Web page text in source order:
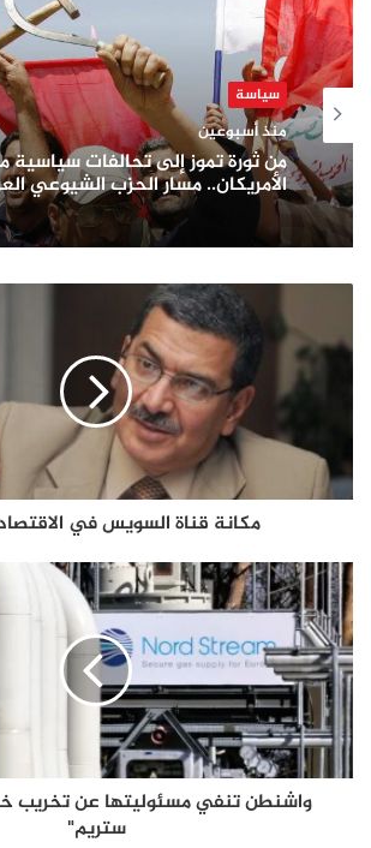
سياسة
منذ أسبوعين
من ثورة تموز إلى تحالفات سياسية
الأمريكان.. مسار الحزب الشيوعي
مكانة قناة السويس في
واشنطن تنفي مسئوليتها عن تخريب
ستريم"